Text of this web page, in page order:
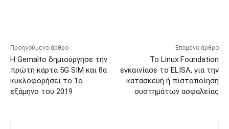
Προηγούμενο άρθρο
Η Gemalto δημιούργησε την
πρώτη κάρτα 5G SIM και θα
κυκλοφορήσει το 1ο
εξάμηνο του 2019
Επόμενο άρθρο
Το Linux Foundation
εγκαινίασε το ELISA, για την
κατασκευή ή πιστοποίηση
συστημάτων ασφαλείας